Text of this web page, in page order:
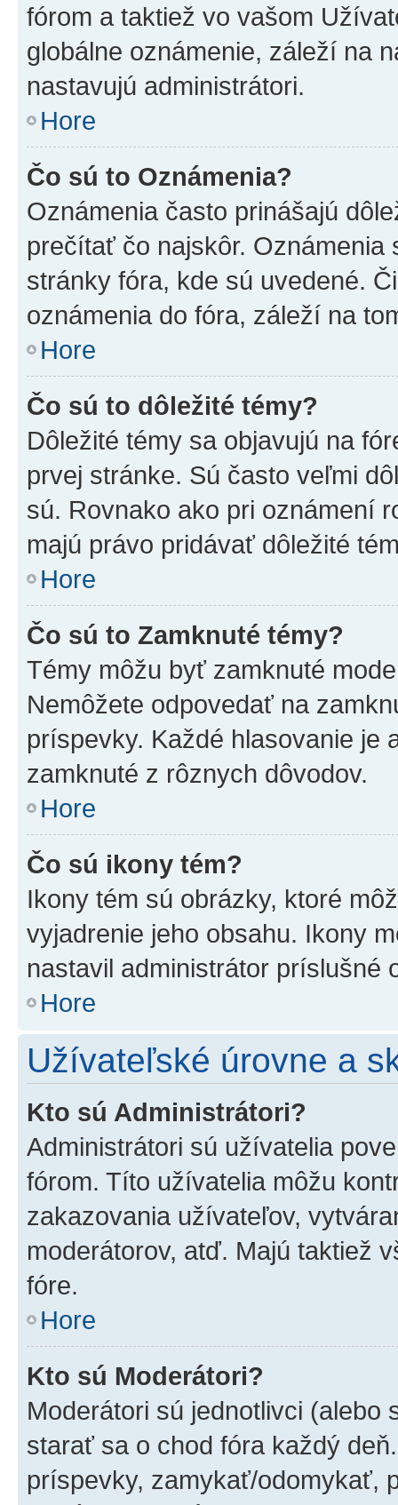
fórom a taktiež vo vašom
globálne oznámenie, záleží na
nastavujú administrátori.
Hore
Čo sú to Oznámenia?
Oznámenia často prinášajú
prečítať čo najskôr. Oznámenia
stránky fóra, kde sú uvedené.
oznámenia do fóra, záleží na
Hore
Čo sú to dôležité témy?
Dôležité témy sa objavujú na
prvej stránke. Sú často veľmi
sú. Rovnako ako pri oznámení
majú právo pridávať dôležité
Hore
Čo sú to Zamknuté témy?
Témy môžu byť zamknuté
Nemôžete odpovedať na
príspevky. Každé hlasovanie je
zamknuté z rôznych dôvodov.
Hore
Čo sú ikony tém?
Ikony tém sú obrázky, ktoré
vyjadrenie jeho obsahu. Ikony
nastavil administrátor príslušné
Hore
Užívateľské úrovne a
Kto sú Administrátori?
Administrátori sú užívatelia
fórom. Títo užívatelia môžu
zakazovania užívateľov,
moderátorov, atď. Majú taktiež
fóre.
Hore
Kto sú Moderátori?
Moderátori sú jednotlivci (alebo
starať sa o chod fóra každý
príspevky, zamykať/odomykať,